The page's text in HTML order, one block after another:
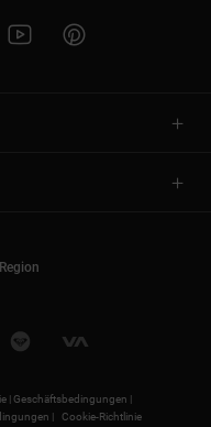
| Geschäftsbedingungen |
| Cookie-Richtlinie